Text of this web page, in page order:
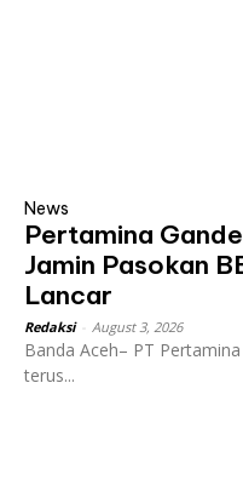
News
Pertamina
Jamin Pasokan
Lancar
Redaksi August 3, 2026
Banda Aceh– PT
terus...